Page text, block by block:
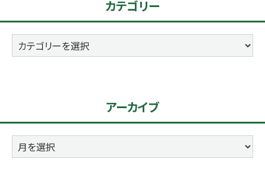
カテゴリー
カ
テ
アーカイブ
ア
ー